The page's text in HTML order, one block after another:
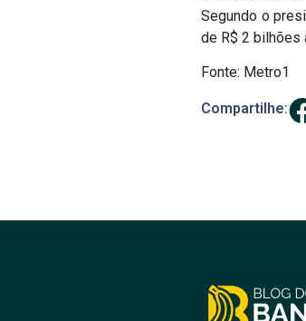
Segundo o
de R$ 2 bilhões
Fonte: Metro1
Compartilhe: